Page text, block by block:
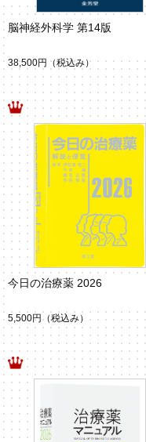
脳神経外科学 第14版
38,500円 （税込み）
今日の治療薬 2026
5,500円（税込み）